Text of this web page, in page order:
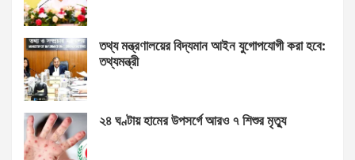
তথ্য মন্ত্রণালয়ের বিদ্যমান আইন যুগোপযোগী করা হবে:
তথ্যমন্ত্রী
২৪ ঘণ্টায় হামের উপসর্গে আরও ৭ শিশুর মৃত্যু